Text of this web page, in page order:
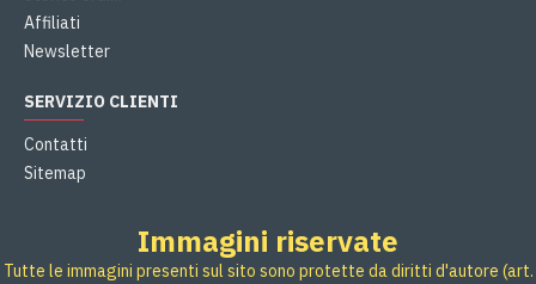
Affiliati
Newsletter
SERVIZIO CLIENTI
Contatti
Sitemap
Immagini riservate
Tutte le immagini presenti sul sito sono protette da diritti d'autore (art.